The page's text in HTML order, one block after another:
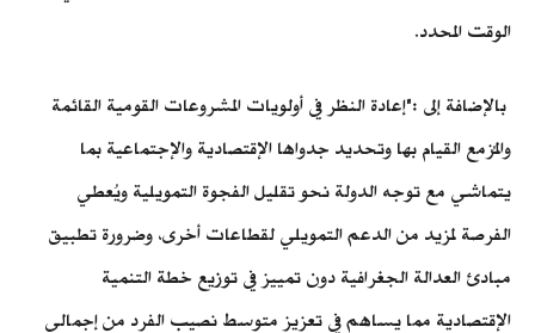
الوقت المحدد.
بالإضافة إلى :"إعادة النظر في أولويات المشروعات القومية القائمة
والمُزمع القيام بها وتحديد جدواها الإقتصادية والإجتماعية بما
يتماشي مع توجه الدولة نحو تقليل الفجوة التمويلية ويُعطي
الفرصة لمزيد من الدعم التمويلي لقطاعات أخرى، وضرورة تطبيق
مبادئ العدالة الجغرافية دون تمييز في توزيع خطة التنمية
الإقتصادية مما يساهم في تعزيز متوسط نصيب الفرد من إجمالي